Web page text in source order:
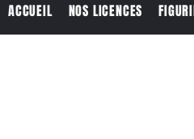
ACCUEIL NOS LICENCES